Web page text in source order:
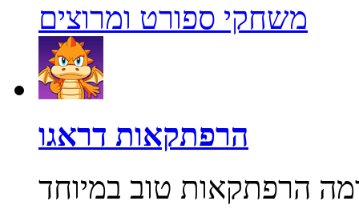
משחקי ספורט ומרוצים
הרפתקאות דראגו